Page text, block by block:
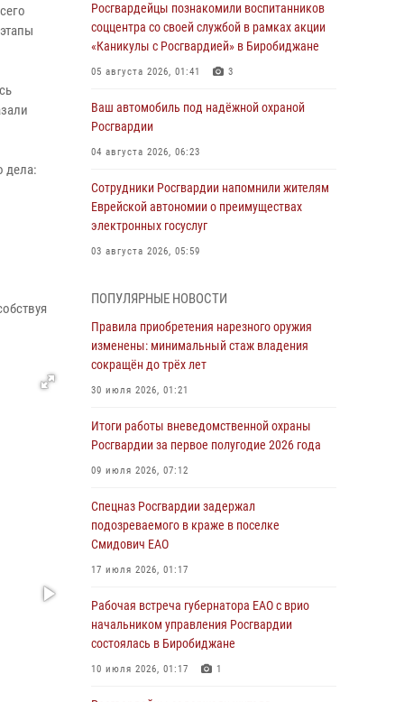
дела:
Росгвардейцы познакомили воспитанников
соццентра со своей службой в рамках акции
«Каникулы с Росгвардией» в Биробиджане
05 августа 2026, 01:41 3
Ваш автомобиль под надёжной охраной
Росгвардии
04 августа 2026, 06:23
Сотрудники Росгвардии напомнили жителям
Еврейской автономии о преимуществах
электронных госуслуг
03 августа 2026, 05:59
армии Виктор Золотов поздравил
специалистов подразделений тыла с
профессиональным праздником
01 августа 2026, 10:23
национальной гвардии Российской
Федерации
01 августа 2026, 10:21
В Росгвардии вспоминают российских
воинов, погибших в Первой мировой войне
1914-1918 годов
01 августа 2026, 10:19
Внесены изменения в правила проведения
контрольного отстрела гражданского оружия
31 июля 2026, 01:48
ПОПУЛЯРНЫЕ НОВОСТИ
Правила приобретения нарезного оружия
изменены: минимальный стаж владения
сокращён до трёх лет
30 июля 2026, 01:21
Итоги работы вневедомственной охраны
Росгвардии за первое полугодие 2026 года
09 июля 2026, 07:12
Спецназ Росгвардии задержал
подозреваемого в краже в поселке
Смидович ЕАО
17 июля 2026, 01:17
Рабочая встреча губернатора ЕАО с врио
начальником управления Росгвардии
состоялась в Биробиджане
10 июля 2026, 01:17 1